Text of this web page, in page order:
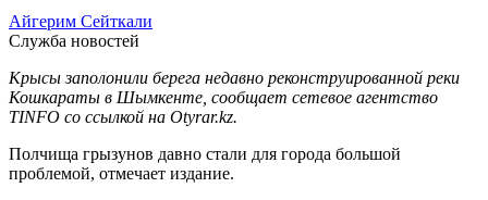
Айгерим Сейткали
Служба новостей
Крысы заполонили берега недавно реконструированной реки
Кошкараты в Шымкенте, сообщает сетевое агентство
TINFO со ссылкой на Otyrar.kz.
Полчища грызунов давно стали для города большой
проблемой, отмечает издание.